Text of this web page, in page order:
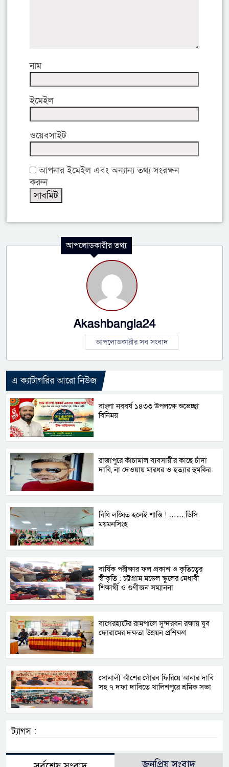
নাম
ইমেইল
ওয়েবসাইট
আপনার ইমেইল এবং অন্যান্য তথ্য সংরক্ষন
করুন
আপলোডকারীর তথ্য
Akashbangla24
আপলোডকারীর সব সংবাদ
এ ক্যাটাগরির আরো নিউজ
বাংলা নববর্ষ ১৪৩৩ উপলক্ষে শুভেচ্ছা
বিনিময়
রাজাপুরে কাঁচামাল ব্যবসায়ীর কাছে চাঁদা
দাবি, না দেওয়ায় মারধর ও হত্যার হুমকির
বিধি লঙ্ঘিত হলেই শাস্তি ! …….ডিসি
ময়মনসিংহ
বার্ষিক পরীক্ষার ফল প্রকাশ ও কৃতিত্বের
স্বীকৃতি : চট্টগ্রাম মডেল স্কুলের মেধাবী
শিক্ষার্থী ও গুণীজন সম্মাননা
বাগেরহাটের রামপালে সুন্দরবন রক্ষায় যুব
ফোরামের দক্ষতা উন্নয়ন প্রশিক্ষণ
সোনালী আঁশের গৌরব ফিরিয়ে আনার দাবি
সহ ৭ দফা দাবিতে খালিশপুরে শ্রমিক সভা
ট্যাগস :